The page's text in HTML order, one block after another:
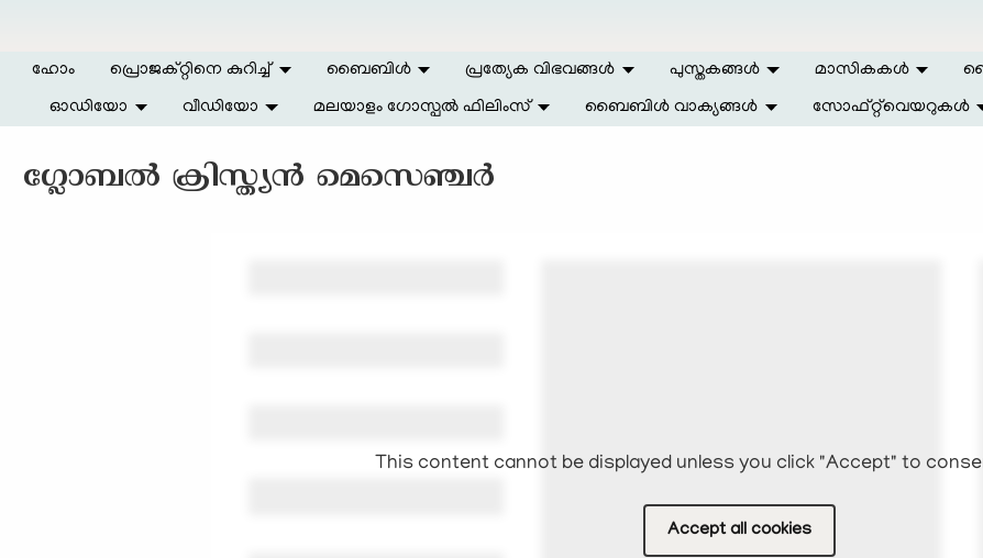
ഹോം പ്രൊജക്റ്റിനെ കുറിച്ച് ബൈബിള്‍ പ്രത്യേക വിഭവങ്ങള്‍ പുസ്തകങ്ങള്‍ മാസികകള്‍
ഓഡിയോ
വീഡിയോ മലയാളം ഗോസ്പൽ ഫിലിംസ് ബൈബിള്‍ വാക്യങ്ങള്‍ സോഫ്റ്റ്‌വെയറുകള്‍
ഗ്ലോബല്‍ ക്രിസ്ത്യന്‍ മെസെഞ്ചര്‍
This content cannot be displayed unless you click "Accept" to
Accept all cookies